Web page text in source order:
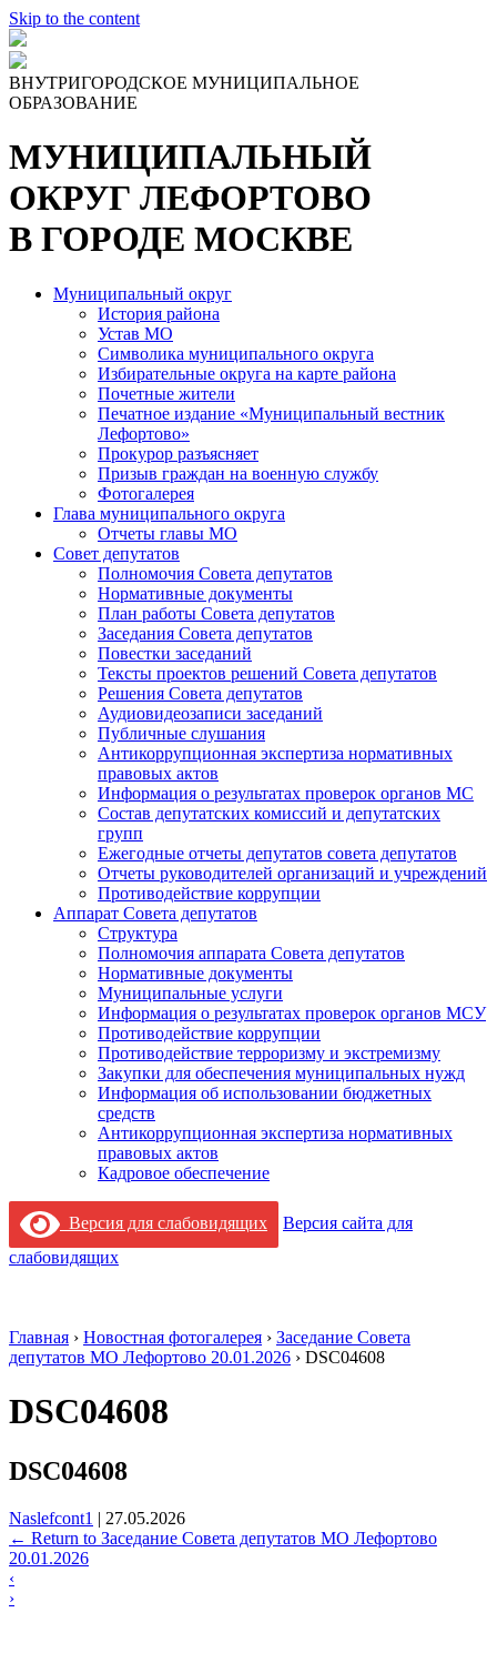
Skip to the content
ВНУТРИГОРОДСКОЕ МУНИЦИПАЛЬНОЕ
ОБРАЗОВАНИЕ
МУНИЦИПАЛЬНЫЙ
ОКРУГ ЛЕФОРТОВО
В ГОРОДЕ МОСКВЕ
Муниципальный округ
История района
Устав МО
Символика муниципального округа
Избирательные округа на карте района
Почетные жители
Печатное издание «Муниципальный вестник
Лефортово»
Прокурор разъясняет
Призыв граждан на военную службу
Фотогалерея
Глава муниципального округа
Отчеты главы МО
Совет депутатов
Полномочия Совета депутатов
Нормативные документы
План работы Совета депутатов
Заседания Cовета депутатов
Повестки заседаний
Тексты проектов решений Совета депутатов
Решения Совета депутатов
Аудиовидеозаписи заседаний
Публичные слушания
Антикоррупционная экспертиза нормативных
правовых актов
Информация о результатах проверок органов МС
Состав депутатских комиссий и депутатских
групп
Ежегодные отчеты депутатов совета депутатов
Отчеты руководителей организаций и учреждений
Противодействие коррупции
Аппарат Совета депутатов
Структура
Полномочия аппарата Совета депутатов
Нормативные документы
Муниципальные услуги
Информация о результатах проверок органов МСУ
Противодействие коррупции
Противодействие терроризму и экстремизму
Закупки для обеспечения муниципальных нужд
Информация об использовании бюджетных
средств
Антикоррупционная экспертиза нормативных
правовых актов
Кадровое обеспечение
Версия для слабовидящих
Версия сайта для
слабовидящих
Главная › Новостная фотогалерея › Заседание Совета
депутатов МО Лефортово 20.01.2026 › DSC04608
DSC04608
DSC04608
Naslefcont1 | 27.05.2026
← Return to Заседание Совета депутатов МО Лефортово
20.01.2026
‹
›